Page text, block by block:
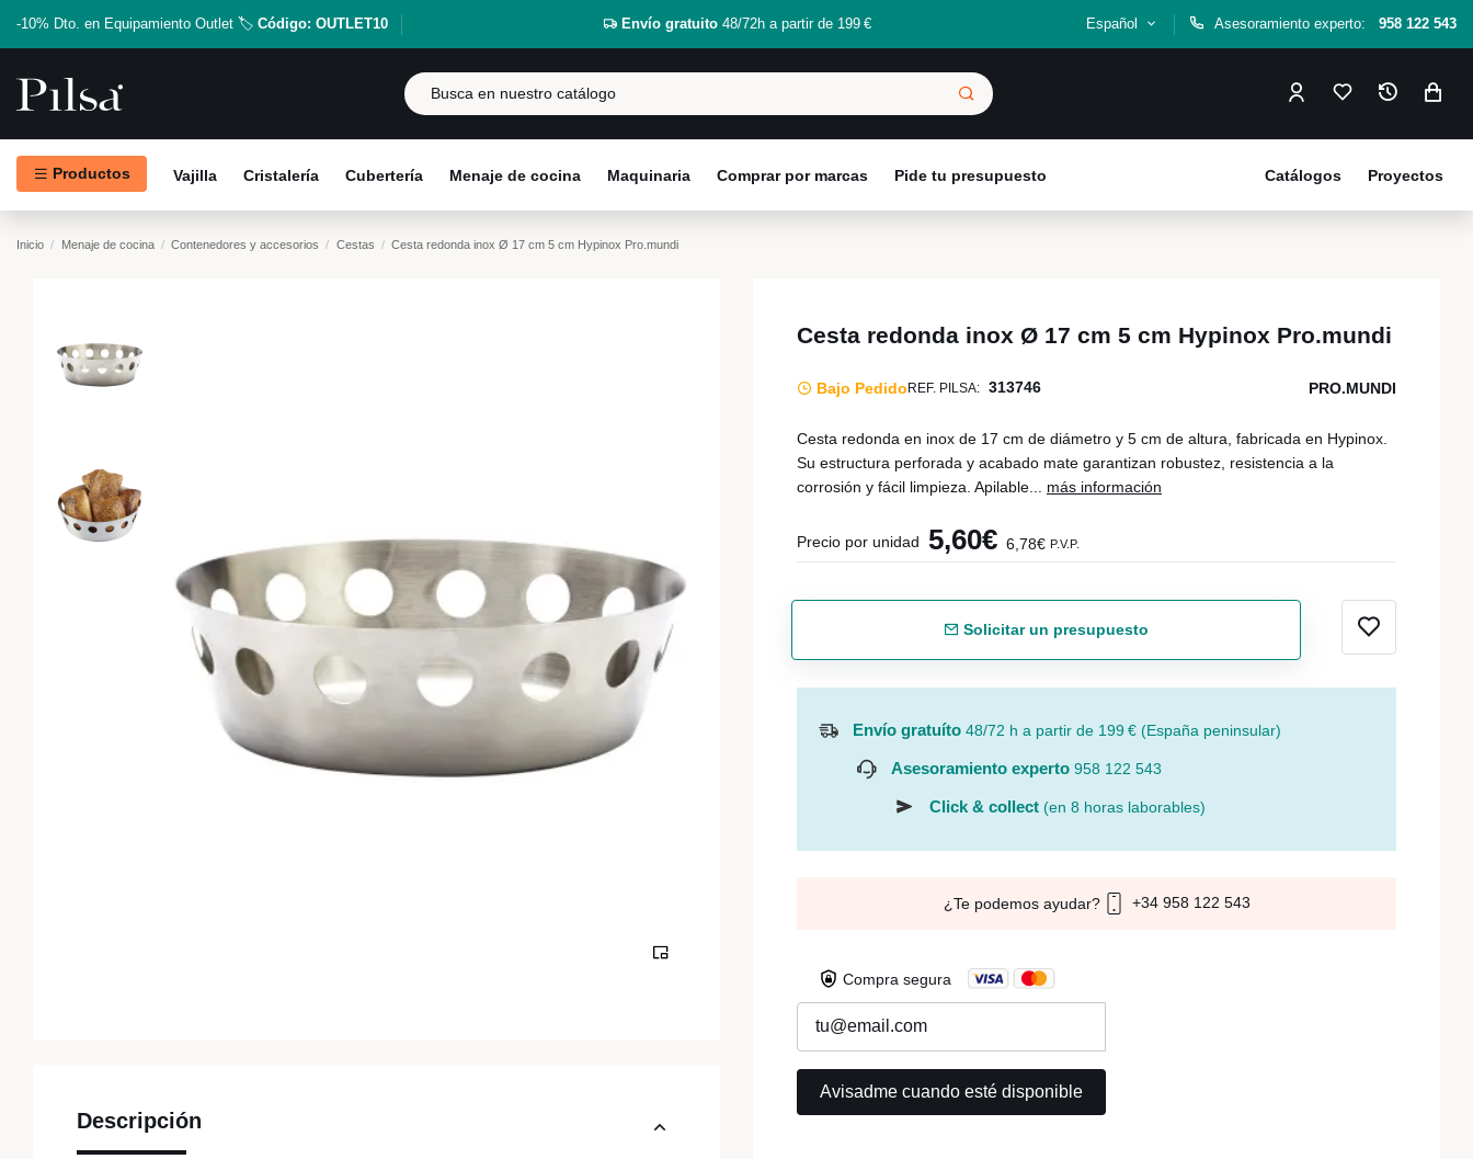
-10% Dto. en Equipamiento Outlet 🏷️ Código: OUTLET10 Envío gratuito48/72h a partir de 199 € Español Asesoramiento experto: 958 122 543
Productos Vajilla Cristalería Cubertería Menaje de cocina Maquinaria Comprar por marcas Pide tu presupuesto Proyectos
Catálogos
Inicio Menaje de cocina Contenedores y accesorios Cestas Cesta redonda inox Ø 17 cm 5 cm Hypinox Pro.mundi
Descripción
Cesta redonda inox Ø 17 cm 5 cm Hypinox Pro.mundi
Bajo Pedido REF. PILSA: 313746 PRO.MUNDI
Cesta redonda en inox de 17 cm de diámetro y 5 cm de altura, fabricada en Hypinox.
Su estructura perforada y acabado mate garantizan robustez, resistencia a la
corrosión y fácil limpieza. Apilable... más información
Precio por unidad 5,60€ 6,78€ P.V.P.
Solicitar un presupuesto
Envío gratuíto 48/72 h a partir de 199 € (España peninsular)
Asesoramiento experto 958 122 543
Click & collect (en 8 horas laborables)
¿Te podemos ayudar? +34 958 122 543
Compra segura